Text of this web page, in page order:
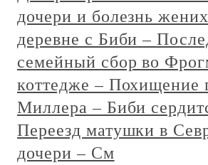
дочери и болезнь
деревне с Биби –
семейный сбор во
коттедже – Похищение
Миллера – Биби
Переезд матушки в
дочери – См